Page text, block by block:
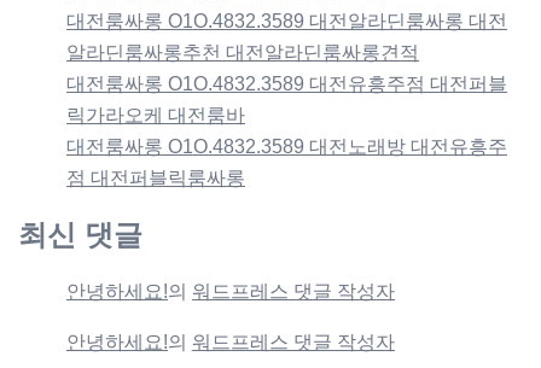
대전룸싸롱 O1O.4832.3589 대전알라딘룸싸롱 대전
알라딘룸싸롱추천 대전알라딘룸싸롱견적
대전룸싸롱 O1O.4832.3589 대전유흥주점 대전퍼블
릭가라오케 대전룸바
대전룸싸롱 O1O.4832.3589 대전노래방 대전유흥주
점 대전퍼블릭룸싸롱
최신 댓글
안녕하세요!의 워드프레스 댓글 작성자
안녕하세요!의 워드프레스 댓글 작성자